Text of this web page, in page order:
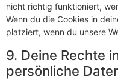
nicht richtig funktioniert,
Wenn du die Cookies in
platziert, wenn du unsere
9. Deine Rechte
persönliche